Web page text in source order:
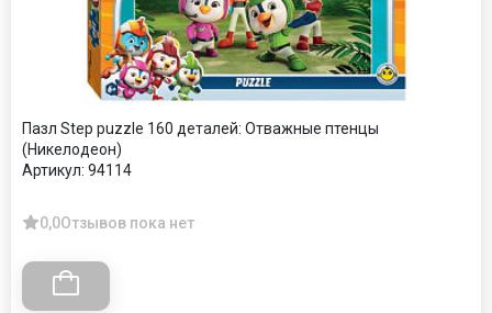
Пазл Step puzzle 160 деталей: Отважные птенцы
(Никелодеон)
Артикул: 94114
0,0Отзывов пока нет